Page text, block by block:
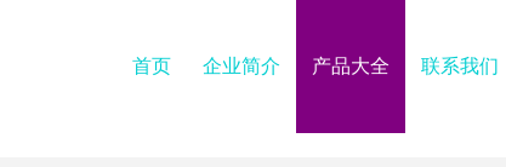
首页 企业简介 产品大全 联系我们